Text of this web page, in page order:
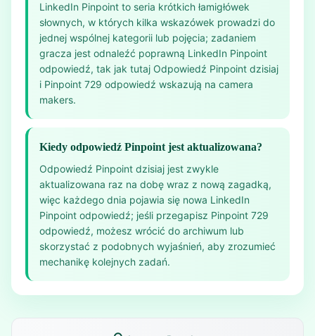
LinkedIn Pinpoint to seria krótkich łamigłówek
słownych, w których kilka wskazówek prowadzi do
jednej wspólnej kategorii lub pojęcia; zadaniem
gracza jest odnaleźć poprawną LinkedIn Pinpoint
odpowiedź, tak jak tutaj Odpowiedź Pinpoint dzisiaj
i Pinpoint 729 odpowiedź wskazują na camera
makers.
Kiedy odpowiedź Pinpoint jest aktualizowana?
Odpowiedź Pinpoint dzisiaj jest zwykle
aktualizowana raz na dobę wraz z nową zagadką,
więc każdego dnia pojawia się nowa LinkedIn
Pinpoint odpowiedź; jeśli przegapisz Pinpoint 729
odpowiedź, możesz wrócić do archiwum lub
skorzystać z podobnych wyjaśnień, aby zrozumieć
mechanikę kolejnych zadań.